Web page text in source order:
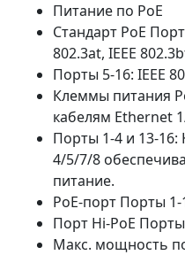
Питание по PoE
Стандарт PoE
802.3at, IEEE
Порты 5-16: IEEE
Клеммы питания
кабелям Ethernet
Порты 1-4 и 13-
4/5/7/8
питание.
PoE-порт Порты 1-
Порт Hi-PoE
Макс. мощность